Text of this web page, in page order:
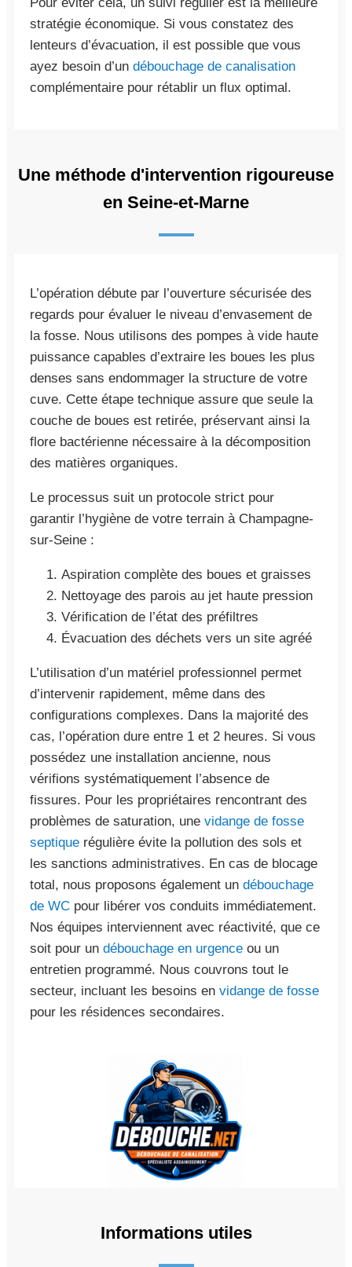
stratégie économique. Si vous constatez des
lenteurs d’évacuation, il est possible que vous
ayez besoin d’un débouchage de canalisation
complémentaire pour rétablir un flux optimal.
Une méthode d'intervention rigoureuse
en Seine-et-Marne
L’opération débute par l’ouverture sécurisée des
regards pour évaluer le niveau d’envasement de
la fosse. Nous utilisons des pompes à vide haute
puissance capables d’extraire les boues les plus
denses sans endommager la structure de votre
cuve. Cette étape technique assure que seule la
couche de boues est retirée, préservant ainsi la
flore bactérienne nécessaire à la décomposition
des matières organiques.
Le processus suit un protocole strict pour
garantir l’hygiène de votre terrain à Champagne-
sur-Seine :
Aspiration complète des boues et graisses
Nettoyage des parois au jet haute pression
Vérification de l’état des préfiltres
Évacuation des déchets vers un site agréé
L’utilisation d’un matériel professionnel permet
d’intervenir rapidement, même dans des
configurations complexes. Dans la majorité des
cas, l’opération dure entre 1 et 2 heures. Si vous
possédez une installation ancienne, nous
vérifions systématiquement l’absence de
fissures. Pour les propriétaires rencontrant des
problèmes de saturation, une vidange de fosse
septique régulière évite la pollution des sols et
les sanctions administratives. En cas de blocage
total, nous proposons également un débouchage
de WC pour libérer vos conduits immédiatement.
Nos équipes interviennent avec réactivité, que ce
soit pour un débouchage en urgence ou un
entretien programmé. Nous couvrons tout le
secteur, incluant les besoins en vidange de fosse
pour les résidences secondaires.
Informations utiles